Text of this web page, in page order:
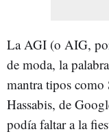
La AGI (o AIG,
de moda, la
mantra tipos
Hassabis, de
podía faltar a la